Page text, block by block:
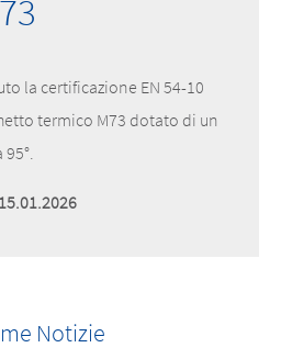
la certificazione EN 54-10
termico M73 dotato di un
Notizie